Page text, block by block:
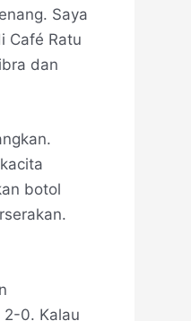
Saya
Café Ratu
dan
botol
2-0. Kalau